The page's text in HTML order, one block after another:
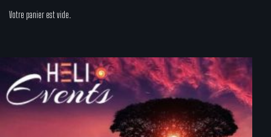
Votre panier est vide.